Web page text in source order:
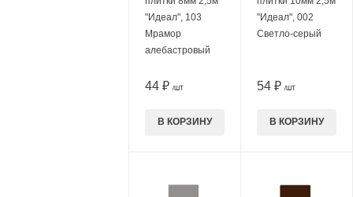
"Идеал", 103
Мрамор
алебастровый
44 ₽ /ШТ
В КОРЗИНУ
"Идеал", 002
Светло-серый
54 ₽ /ШТ
В КОРЗИНУ